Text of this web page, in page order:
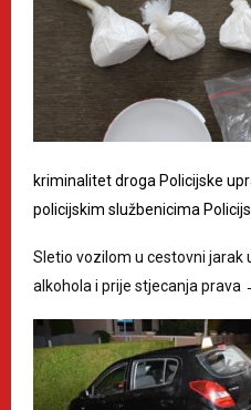
kriminalitet droga Policijske
policijskim službenicima
Sletio vozilom u cestovni jarak
alkohola i prije stjecanja prava